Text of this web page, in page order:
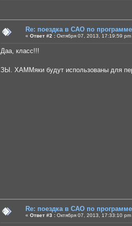
Re: поездка в САО по
« Ответ #2 : Октября 07, 2013, 17:19:59 pm
Даа, класс!!!
ЗЫ. ХАММяки будут использованы для
Re: поездка в САО по
« Ответ #3 : Октября 07, 2013, 17:33:10 pm